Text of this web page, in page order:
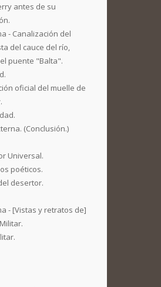
antes de su
- Canalización del
del cauce del río,
puente "Balta".
oficial del muelle de
(Conclusión.)
Universal.
poéticos.
desertor.
- [Vistas y retratos de]